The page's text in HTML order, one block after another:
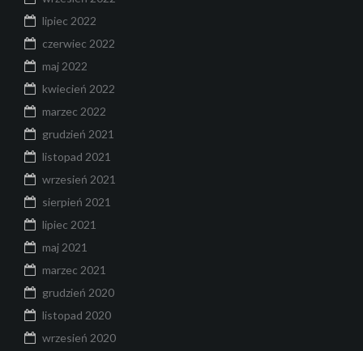
lipiec 2022
czerwiec 2022
maj 2022
kwiecień 2022
marzec 2022
grudzień 2021
listopad 2021
wrzesień 2021
sierpień 2021
lipiec 2021
maj 2021
marzec 2021
grudzień 2020
listopad 2020
wrzesień 2020